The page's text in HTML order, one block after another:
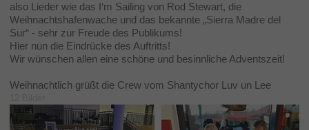
also Lieder wie das I‘m Sailing von Rod Stewart, die
Weihnachtshafenwache und das bekannte „Sierra Madre del
Sur“ - sehr zur Freude des Publikums!
Hier nun die Eindrücke des Auftritts!
Wir wünschen allen eine schöne und besinnliche Adventszeit!
Weihnachtlich grüßt die Crew vom Shantychor Luv un Lee